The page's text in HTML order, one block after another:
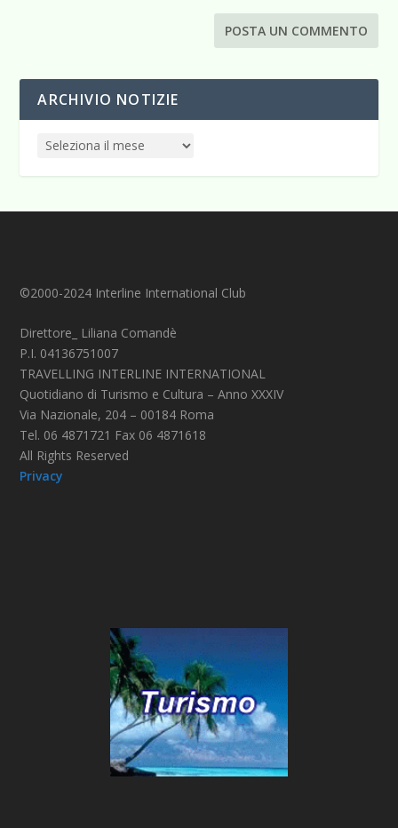
ARCHIVIO NOTIZIE
©2000-2024 Interline International Club
Direttore_ Liliana Comandè
P.I. 04136751007
TRAVELLING INTERLINE INTERNATIONAL
Quotidiano di Turismo e Cultura – Anno XXXIV
Via Nazionale, 204 – 00184 Roma
Tel. 06 4871721 Fax 06 4871618
All Rights Reserved
Privacy